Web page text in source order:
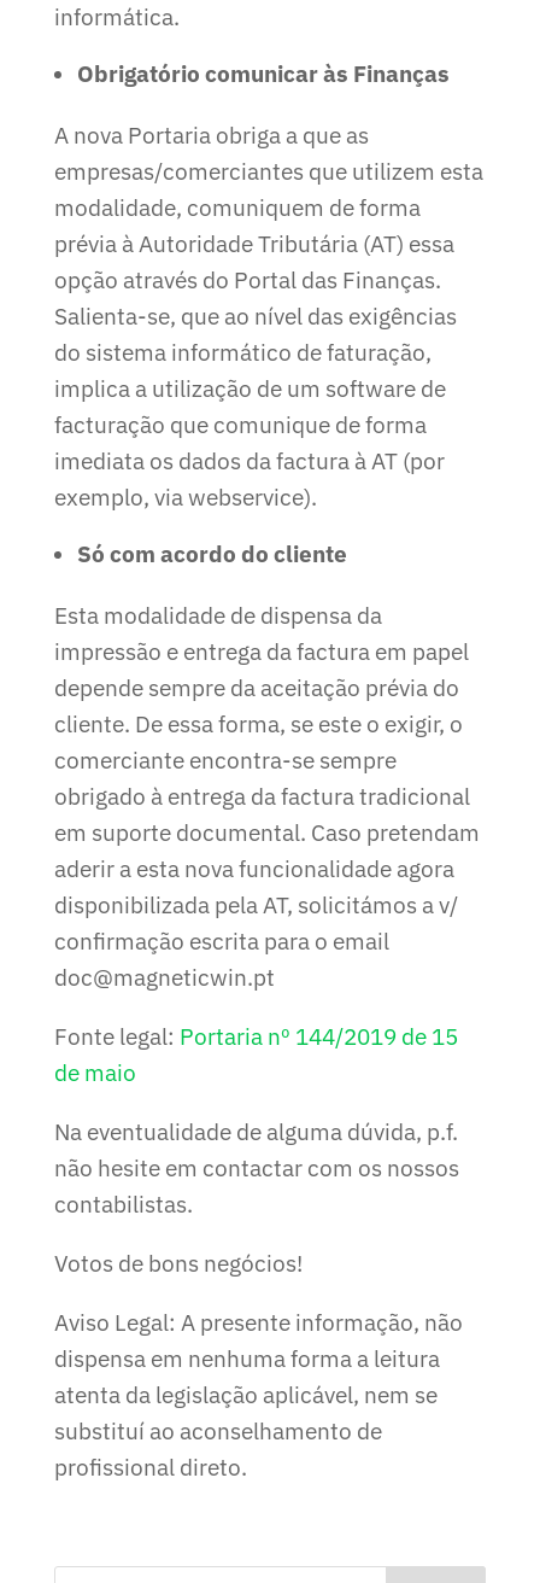
informática.
Obrigatório comunicar às Finanças
A nova Portaria obriga a que as
empresas/comerciantes que utilizem esta
modalidade, comuniquem de forma
prévia à Autoridade Tributária (AT) essa
opção através do Portal das Finanças.
Salienta-se, que ao nível das exigências
do sistema informático de faturação,
implica a utilização de um software de
facturação que comunique de forma
imediata os dados da factura à AT (por
exemplo, via webservice).
Só com acordo do cliente
Esta modalidade de dispensa da
impressão e entrega da factura em papel
depende sempre da aceitação prévia do
cliente. De essa forma, se este o exigir, o
comerciante encontra-se sempre
obrigado à entrega da factura tradicional
em suporte documental. Caso pretendam
aderir a esta nova funcionalidade agora
disponibilizada pela AT, solicitámos a v/
confirmação escrita para o email
doc@magneticwin.pt
Fonte legal: Portaria nº 144/2019 de 15
de maio
Na eventualidade de alguma dúvida, p.f.
não hesite em contactar com os nossos
contabilistas.
Votos de bons negócios!
Aviso Legal: A presente informação, não
dispensa em nenhuma forma a leitura
atenta da legislação aplicável, nem se
substituí ao aconselhamento de
profissional direto.